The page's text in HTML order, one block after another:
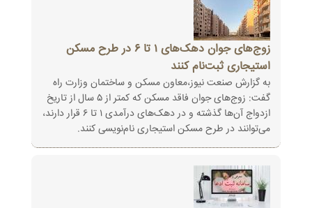
زوج‌های جوان دهک‌های ۱ تا ۶ در طرح مسکن
استیجاری ثبت‌نام کنند
به گزارش صنعت نیوز،معاون مسکن و ساختمان وزارت راه
گفت: زوج‌های جوان فاقد مسکن که کمتر از ۵ سال از تاریخ
ازدواج آن‌ها گذشته و در دهک‌های درآمدی ۱ تا ۶ قرار دارند،
می‌توانند در طرح مسکن استیجاری نام‌نویسی کنند.